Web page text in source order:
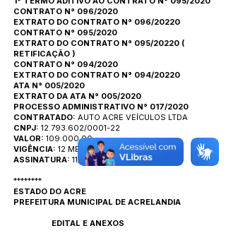
CONTRATO N° 096/2020
EXTRATO DO CONTRATO N° 096/20220
CONTRATO N° 095/2020
EXTRATO DO CONTRATO N° 095/20220 (
RETIFICAÇÃO )
CONTRATO N° 094/2020
EXTRATO DO CONTRATO N° 094/20220
ATA N° 005/2020
EXTRATO DA ATA N° 005/2020
PROCESSO ADMINISTRATIVO N° 017/2020
CONTRATADO: AUTO ACRE VEÍCULOS LTDA
CNPJ: 12.793.602/0001-22
VALOR: 109.000,00
VIGÊNCIA: 12 MESES
ASSINATURA: 11/03/2020
********
ESTADO DO ACRE
PREFEITURA MUNICIPAL DE ACRELANDIA
EDITAL E ANEXOS